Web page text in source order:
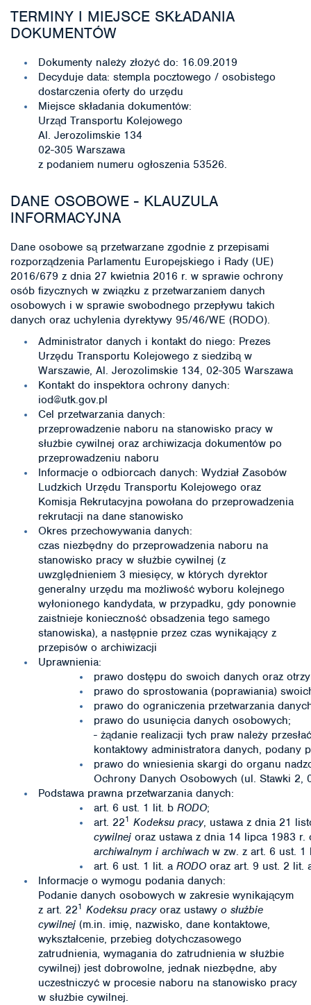
TERMINY I MIEJSCE SKŁADANIA
DOKUMENTÓW
Dokumenty należy złożyć do: 16.09.2019
Decyduje data: stempla pocztowego / osobistego
dostarczenia oferty do urzędu
Miejsce składania dokumentów:
Urząd Transportu Kolejowego
Al. Jerozolimskie 134
02-305 Warszawa
z podaniem numeru ogłoszenia 53526.
DANE OSOBOWE - KLAUZULA
INFORMACYJNA
Dane osobowe są przetwarzane zgodnie z przepisami
rozporządzenia Parlamentu Europejskiego i Rady (UE)
2016/679 z dnia 27 kwietnia 2016 r. w sprawie ochrony
osób fizycznych w związku z przetwarzaniem danych
osobowych i w sprawie swobodnego przepływu takich
danych oraz uchylenia dyrektywy 95/46/WE (RODO).
Administrator danych i kontakt do niego: Prezes
Urzędu Transportu Kolejowego z siedzibą w
Warszawie, Al. Jerozolimskie 134, 02-305 Warszawa
Kontakt do inspektora ochrony danych:
iod@utk.gov.pl
Cel przetwarzania danych:
przeprowadzenie naboru na stanowisko pracy w
służbie cywilnej oraz archiwizacja dokumentów po
przeprowadzeniu naboru
Informacje o odbiorcach danych: Wydział Zasobów
Ludzkich Urzędu Transportu Kolejowego oraz
Komisja Rekrutacyjna powołana do przeprowadzenia
rekrutacji na dane stanowisko
Okres przechowywania danych:
czas niezbędny do przeprowadzenia naboru na
stanowisko pracy w służbie cywilnej (z
uwzględnieniem 3 miesięcy, w których dyrektor
generalny urzędu ma możliwość wyboru kolejnego
wyłonionego kandydata, w przypadku, gdy ponownie
zaistnieje konieczność obsadzenia tego samego
stanowiska), a następnie przez czas wynikający z
przepisów o archiwizacji
Uprawnienia:
prawo dostępu do swoich danych oraz
prawo do sprostowania (poprawiania)
prawo do ograniczenia przetwarzania
prawo do usunięcia danych osobowych;
- żądanie realizacji tych praw należy
kontaktowy administratora danych, podany
prawo do wniesienia skargi do organu
Ochrony Danych Osobowych (ul. Stawki 2,
Podstawa prawna przetwarzania danych:
art. 6 ust. 1 lit. b RODO;
art. 221 Kodeksu pracy, ustawa z dnia 21
cywilnej oraz ustawa z dnia 14 lipca 1983
archiwalnym i archiwach w zw. z art. 6 ust.
art. 6 ust. 1 lit. a RODO oraz art. 9 ust. 2 lit.
Informacje o wymogu podania danych:
Podanie danych osobowych w zakresie wynikającym
z art. 221 Kodeksu pracyoraz ustawy o służbie
cywilnej (m.in. imię, nazwisko, dane kontaktowe,
wykształcenie, przebieg dotychczasowego
zatrudnienia, wymagania do zatrudnienia w służbie
cywilnej) jest dobrowolne, jednak niezbędne, aby
uczestniczyć w procesie naboru na stanowisko pracy
w służbie cywilnej.